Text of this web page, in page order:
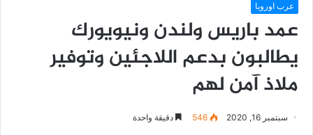
عرب اوروبا
عمد باريس ولندن ونيويورك
يطالبون بدعم اللاجئين وتوفير
ملاذ آمن لهم
سبتمبر 16, 2020 546 دقيقة واحدة